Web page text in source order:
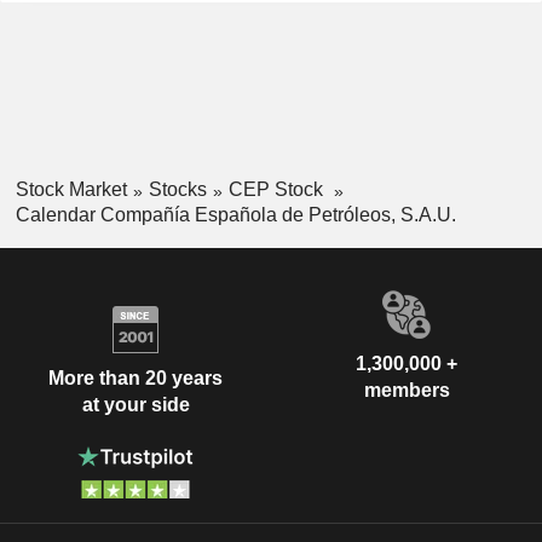
Stock Market Stocks
CEP Stock
Calendar Compañía Española de Petróleos, S.A.U.
More than 20 years
at your side
1,300,000 +
members